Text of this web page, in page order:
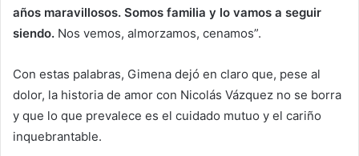
años maravillosos. Somos familia y lo vamos a seguir
siendo. Nos vemos, almorzamos, cenamos”.
Con estas palabras, Gimena dejó en claro que, pese al
dolor, la historia de amor con Nicolás Vázquez no se borra
y que lo que prevalece es el cuidado mutuo y el cariño
inquebrantable.